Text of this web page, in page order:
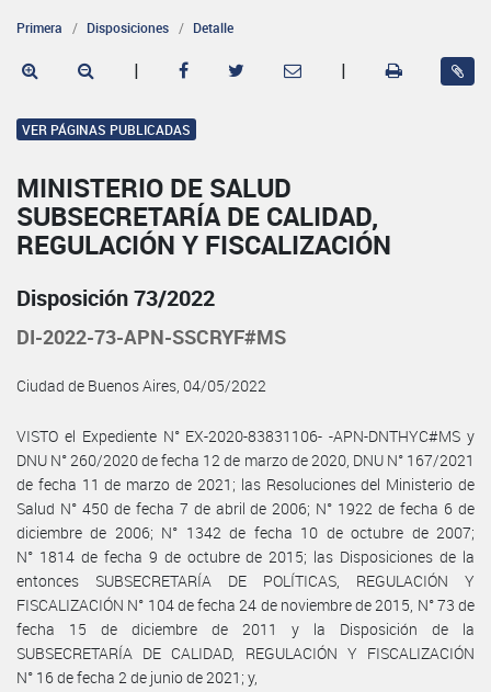
Primera Disposiciones Detalle
| |
VER PÁGINAS PUBLICADAS
MINISTERIO DE SALUD
SUBSECRETARÍA DE CALIDAD,
REGULACIÓN Y FISCALIZACIÓN
Disposición 73/2022
DI-2022-73-APN-SSCRYF#MS
Ciudad de Buenos Aires, 04/05/2022
VISTO el Expediente N° EX-2020-83831106- -APN-DNTHYC#MS y
DNU N° 260/2020 de fecha 12 de marzo de 2020, DNU N° 167/2021
de fecha 11 de marzo de 2021; las Resoluciones del Ministerio de
Salud N° 450 de fecha 7 de abril de 2006; N° 1922 de fecha 6 de
diciembre de 2006; N° 1342 de fecha 10 de octubre de 2007;
N° 1814 de fecha 9 de octubre de 2015; las Disposiciones de la
entonces SUBSECRETARÍA DE POLÍTICAS, REGULACIÓN Y
FISCALIZACIÓN N° 104 de fecha 24 de noviembre de 2015, N° 73 de
fecha 15 de diciembre de 2011 y la Disposición de la
SUBSECRETARÍA DE CALIDAD, REGULACIÓN Y FISCALIZACIÓN
N° 16 de fecha 2 de junio de 2021; y,